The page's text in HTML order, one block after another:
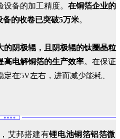
备的加工精度。 在铜箔企业的
的收卷已突破5万米。
的阴极辊，且阴极辊的钛圈晶粒
高电解铜箔的生产效率。在保证
在5V左右，进而减少能耗、
艾邦搭建有锂电池铜箔铝箔微